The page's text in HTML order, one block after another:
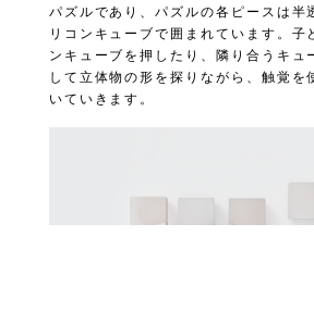
パズルであり、パズルの各ピースは半
リコンキューブで囲まれています。子
ンキューブを押したり、隣り合うキュ
して立体物の形を探りながら、触覚を
いていきます。